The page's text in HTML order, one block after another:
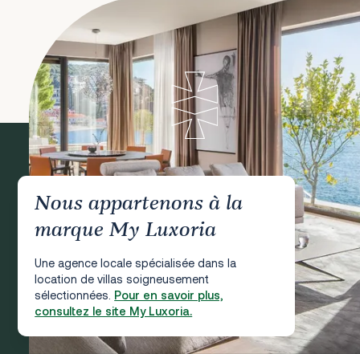
Nous appartenons à la
marque My Luxoria
Une agence locale spécialisée dans la
location de villas soigneusement
sélectionnées. Pour en savoir plus,
consultez le site My Luxoria.